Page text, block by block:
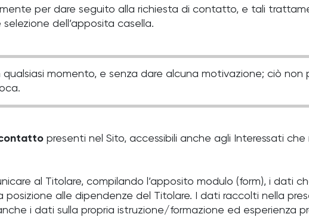
per dare seguito alla richiesta di contatto, e tali
dell’apposita casella.
momento, e senza dare alcuna motivazione; ciò non
presenti nel Sito, accessibili anche agli Interessati
al Titolare, compilando l’apposito modulo (form), i dati
alle dipendenze del Titolare. I dati raccolti nella
i dati sulla propria istruzione/formazione ed esperienza